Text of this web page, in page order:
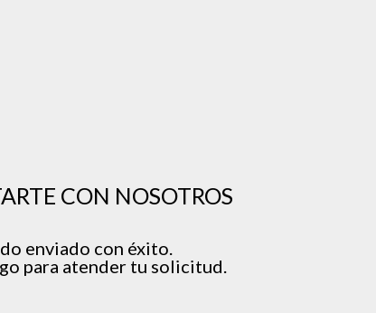
CON NOSOTROS
enviado con éxito.
para atender tu solicitud.